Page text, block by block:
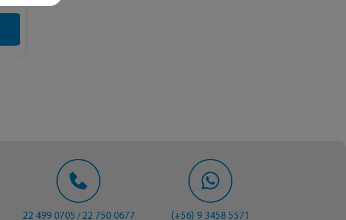
22 499 0705 / 22 750 0677 (+56) 9 3458 5571